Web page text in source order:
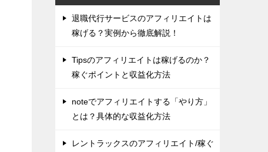
退職代行サービスのアフィリエイトは
稼げる？実例から徹底解説！
Tipsのアフィリエイトは稼げるのか？
稼ぐポイントと収益化方法
noteでアフィリエイトする「やり方」
とは？具体的な収益化方法
レントラックスのアフィリエイト/稼ぐ